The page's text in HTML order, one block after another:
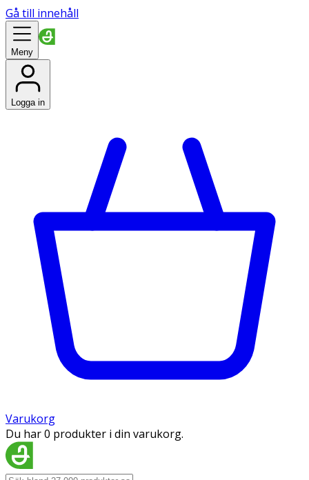
Gå till innehåll
Meny
Logga in
Varukorg
Du har 0 produkter i din varukorg.